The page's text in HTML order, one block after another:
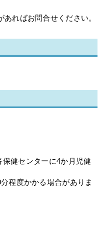
ればお問合せください。
健センターに4か月児健
程度かかる場合がありま